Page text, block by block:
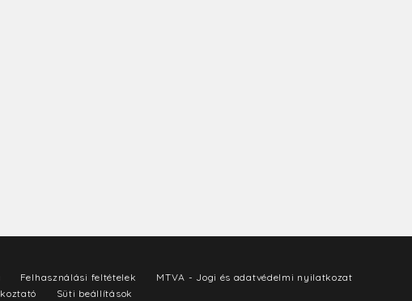
Felhasználási feltételek
MTVA - Jogi és adatvédelmi nyilatkozat
Süti beállítások